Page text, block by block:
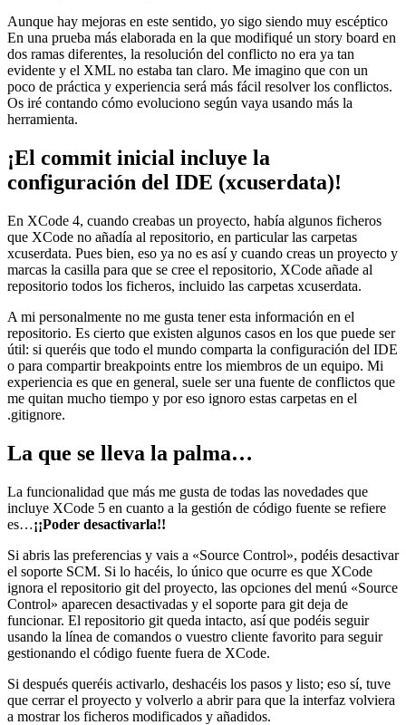
Aunque hay mejoras en este sentido, yo sigo siendo muy escéptico
En una prueba más elaborada en la que modifiqué un story board en
dos ramas diferentes, la resolución del conflicto no era ya tan
evidente y el XML no estaba tan claro. Me imagino que con un
poco de práctica y experiencia será más fácil resolver los conflictos.
Os iré contando cómo evoluciono según vaya usando más la
herramienta.
¡El commit inicial incluye la
configuración del IDE (xcuserdata)!
En XCode 4, cuando creabas un proyecto, había algunos ficheros
que XCode no añadía al repositorio, en particular las carpetas
xcuserdata. Pues bien, eso ya no es así y cuando creas un proyecto y
marcas la casilla para que se cree el repositorio, XCode añade al
repositorio todos los ficheros, incluido las carpetas xcuserdata.
A mi personalmente no me gusta tener esta información en el
repositorio. Es cierto que existen algunos casos en los que puede ser
útil: si queréis que todo el mundo comparta la configuración del IDE
o para compartir breakpoints entre los miembros de un equipo. Mi
experiencia es que en general, suele ser una fuente de conflictos que
me quitan mucho tiempo y por eso ignoro estas carpetas en el
.gitignore.
La que se lleva la palma…
La funcionalidad que más me gusta de todas las novedades que
incluye XCode 5 en cuanto a la gestión de código fuente se refiere
es…¡¡Poder desactivarla!!
Si abris las preferencias y vais a «Source Control», podéis desactivar
el soporte SCM. Si lo hacéis, lo único que ocurre es que XCode
ignora el repositorio git del proyecto, las opciones del menú «Source
Control» aparecen desactivadas y el soporte para git deja de
funcionar. El repositorio git queda intacto, así que podéis seguir
usando la línea de comandos o vuestro cliente favorito para seguir
gestionando el código fuente fuera de XCode.
Si después queréis activarlo, deshacéis los pasos y listo; eso sí, tuve
que cerrar el proyecto y volverlo a abrir para que la interfaz volviera
a mostrar los ficheros modificados y añadidos.